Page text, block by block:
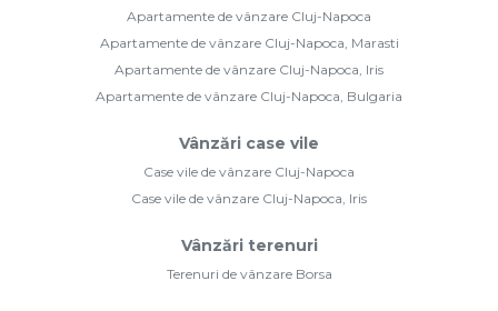
Apartamente de vânzare Cluj-Napoca
Apartamente de vânzare Cluj-Napoca, Marasti
Apartamente de vânzare Cluj-Napoca, Iris
Apartamente de vânzare Cluj-Napoca, Bulgaria
Vânzări case vile
Case vile de vânzare Cluj-Napoca
Case vile de vânzare Cluj-Napoca, Iris
Vânzări terenuri
Terenuri de vânzare Borsa